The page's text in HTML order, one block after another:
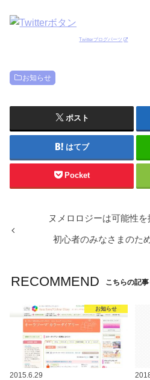
Twitterブログパーツ
お知らせ
ポスト
はてブ
Pocket
ヌメロロジーは可能性を
初心者のみなさまのた
RECOMMEND こちらの記事
お知らせ
2015.6.29